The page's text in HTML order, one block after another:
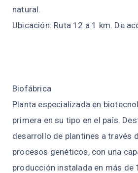
natural.
Ubicación: Ruta 12 a 1 km. De
Biofábrica
Planta especializada en
primera en su tipo en el país.
desarrollo de plantines a través
procesos genéticos, con una
producción instalada en más de